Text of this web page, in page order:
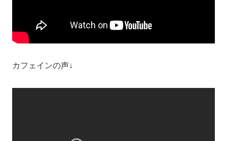
カフェインの声↓